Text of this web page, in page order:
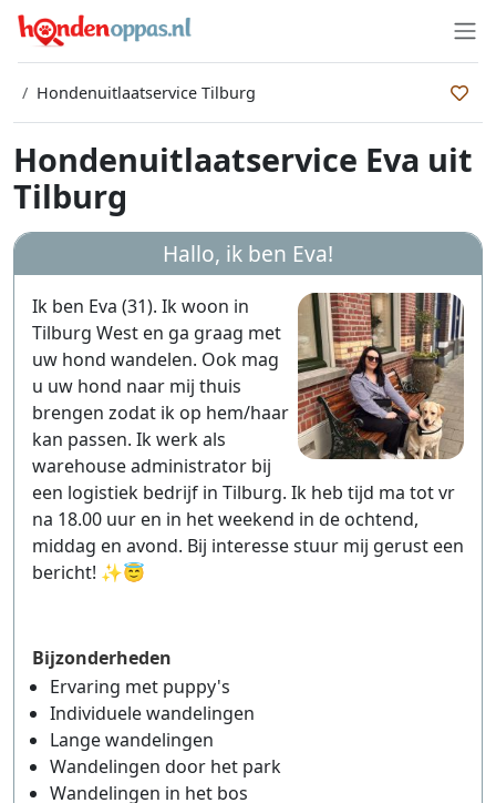
Hondenuitlaatservice Tilburg
Hondenuitlaatservice Eva uit
Tilburg
Hallo, ik ben Eva!
Ik ben Eva (31). Ik woon in
Tilburg West en ga graag met
uw hond wandelen. Ook mag
u uw hond naar mij thuis
brengen zodat ik op hem/haar
kan passen. Ik werk als
warehouse administrator bij
een logistiek bedrijf in Tilburg. Ik heb tijd ma tot vr
na 18.00 uur en in het weekend in de ochtend,
middag en avond. Bij interesse stuur mij gerust een
bericht! ✨😇
Bijzonderheden
Ervaring met puppy's
Individuele wandelingen
Lange wandelingen
Wandelingen door het park
Wandelingen in het bos